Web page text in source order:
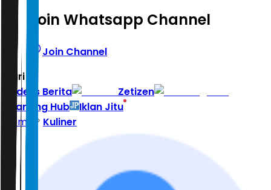
Join Whatsapp Channel
Join Channel
Hari ini
Indeks Berita
Zetizen
Learning Hub
Iklan Jitu
Home
Kuliner